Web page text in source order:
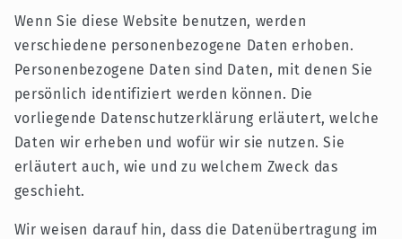
Wenn Sie diese Website benutzen, werden
verschiedene personenbezogene Daten erhoben.
Personenbezogene Daten sind Daten, mit denen Sie
persönlich identifiziert werden können. Die
vorliegende Datenschutzerklärung erläutert, welche
Daten wir erheben und wofür wir sie nutzen. Sie
erläutert auch, wie und zu welchem Zweck das
geschieht.
Wir weisen darauf hin, dass die Datenübertragung im